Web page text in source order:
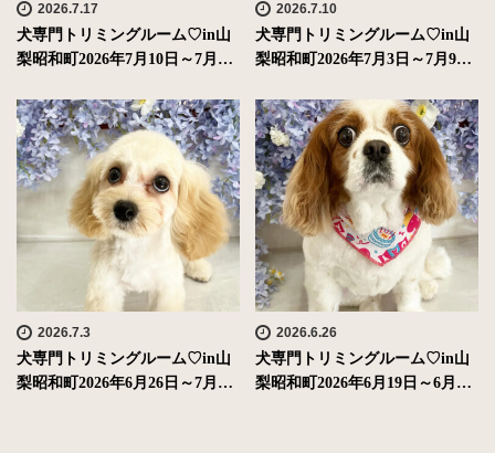
2026.7.17
犬専門トリミングルーム♡in山
梨昭和町2026年7月10日～7月…
2026.7.10
犬専門トリミングルーム♡in山
梨昭和町2026年7月3日～7月9…
2026.7.3
犬専門トリミングルーム♡in山
梨昭和町2026年6月26日～7月…
2026.6.26
犬専門トリミングルーム♡in山
梨昭和町2026年6月19日～6月…